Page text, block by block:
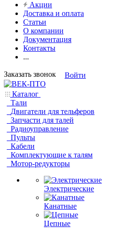
Акции
Доставка и оплата
Статьи
О компании
Документация
Контакты
...
Заказать звонок Войти
Каталог
Тали
Двигатели для тельферов
Запчасти для талей
Радиоуправление
Пульты
Кабели
Комплектующие к талям
Мотор-редукторы
Электрические
Канатные
Цепные